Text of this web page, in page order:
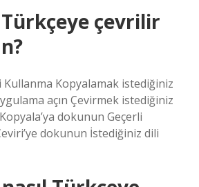
Türkçeye çevrilir
Kullanma Kopyalamak istediğiniz
açın Çevirmek istediğiniz
dokunun Geçerli
dokunun İstediğiniz dili